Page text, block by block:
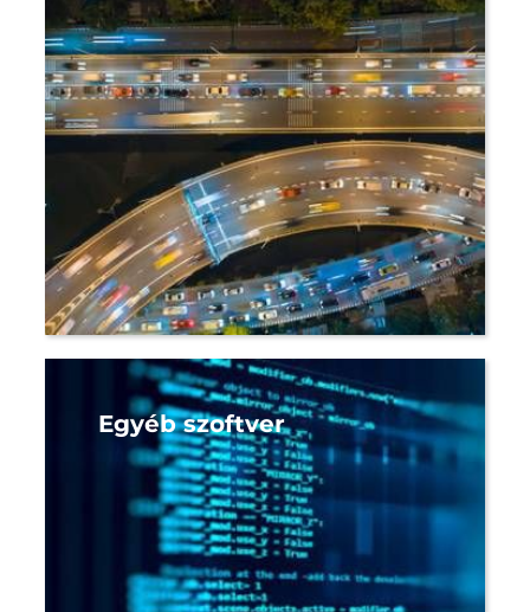
Egyéb szoftver